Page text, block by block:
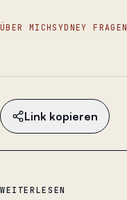
ÜBER MICH SYDNEY FRAGEN
Link kopieren
WEITERLESEN